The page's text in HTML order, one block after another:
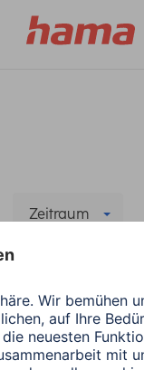
Zeitraum
Hama